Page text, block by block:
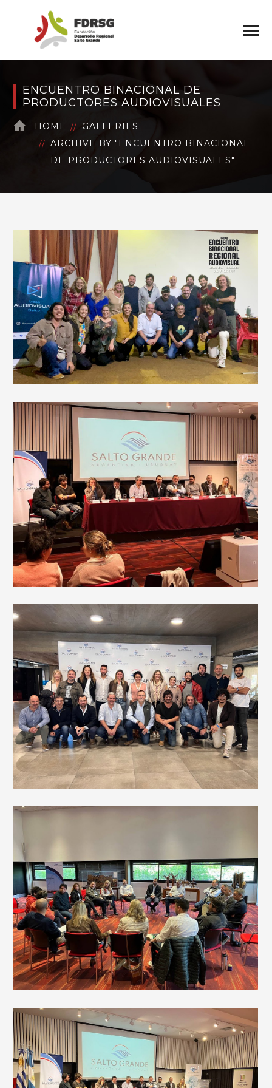
ENCUENTRO BINACIONAL DE
PRODUCTORES AUDIOVISUALES
HOME
GALLERIES
ARCHIVE BY "ENCUENTRO BINACIONAL
DE PRODUCTORES AUDIOVISUALES"